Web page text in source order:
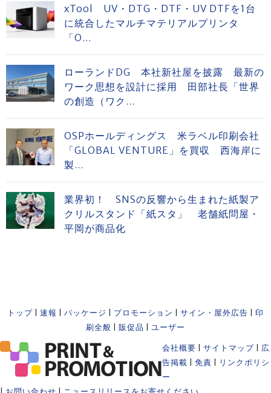
xTool UV・DTG・DTF・UV DTFを1台
に統合したマルチマテリアルプリンタ
「O...
ローランドDG 本社新社屋を披露 最新の
ワーク思想を設計に採用 田部社長「世界
の創造（ワク...
OSPホールディングス 米ラベル印刷会社
「GLOBAL VENTURE」を買収 西海岸に
製...
業界初！ SNSの反響から生まれた紙製ア
クリルスタンド「紙スタ」 老舗紙問屋・
平岡が商品化
トップ 速報 パッケージ プロモーション サイン・屋外広告
印
刷全般
販促品 ユーザー
会社概要 サイトマップ
広
告掲載
免責
リンクポリシ
ー